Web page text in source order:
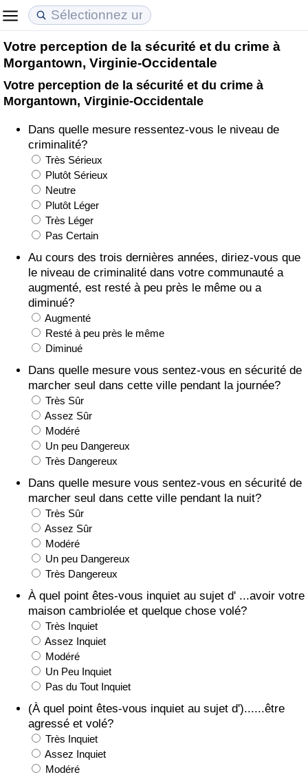
Votre perception de la sécurité et du crime à
Morgantown, Virginie-Occidentale
Votre perception de la sécurité et du crime à
Morgantown, Virginie-Occidentale
Dans quelle mesure ressentez-vous le niveau de
criminalité?
Très Sérieux
Plutôt Sérieux
Neutre
Plutôt Léger
Très Léger
Pas Certain
Au cours des trois dernières années, diriez-vous que
le niveau de criminalité dans votre communauté a
augmenté, est resté à peu près le même ou a
diminué?
Augmenté
Resté à peu près le même
Diminué
Dans quelle mesure vous sentez-vous en sécurité de
marcher seul dans cette ville pendant la journée?
Très Sûr
Assez Sûr
Modéré
Un peu Dangereux
Très Dangereux
Dans quelle mesure vous sentez-vous en sécurité de
marcher seul dans cette ville pendant la nuit?
Très Sûr
Assez Sûr
Modéré
Un peu Dangereux
Très Dangereux
À quel point êtes-vous inquiet au sujet d' ...avoir votre
maison cambriolée et quelque chose volé?
Très Inquiet
Assez Inquiet
Modéré
Un Peu Inquiet
Pas du Tout Inquiet
(À quel point êtes-vous inquiet au sujet d')......être
agressé et volé?
Très Inquiet
Assez Inquiet
Modéré
Coût de la vie
Indice du Coût de la Vie (Actuel)
Indice du Coût de la Vie
Indice du coût de la vie par pays
à Akaba
Prix de l'immobilier
Indice des Prix de l'immobilier (Actuel)
Indice des Prix de l'immobilier
Indice des Prix de l'immobilier par Pays
Qualité de Vie
Indice de Qualité de Vie
Indice de Qualité de Vie (Actuel)
Indice de qualité de vie par pays
Criminalité
Indice de Criminalité (Actuel)
Indice de Criminalité
Indice de criminalité par pays
Soins de santé
Indice des soins de santé (Actuel)
Indice des soins de santé
Indice des soins de santé par Pays
Indice de Pollution (Actuel)
Indice de pollution
Indice de Pollution par Pays
Trafic
Indice de Trafic
Indice de Trafic (Actuel)
Indice de Trafic par Pays